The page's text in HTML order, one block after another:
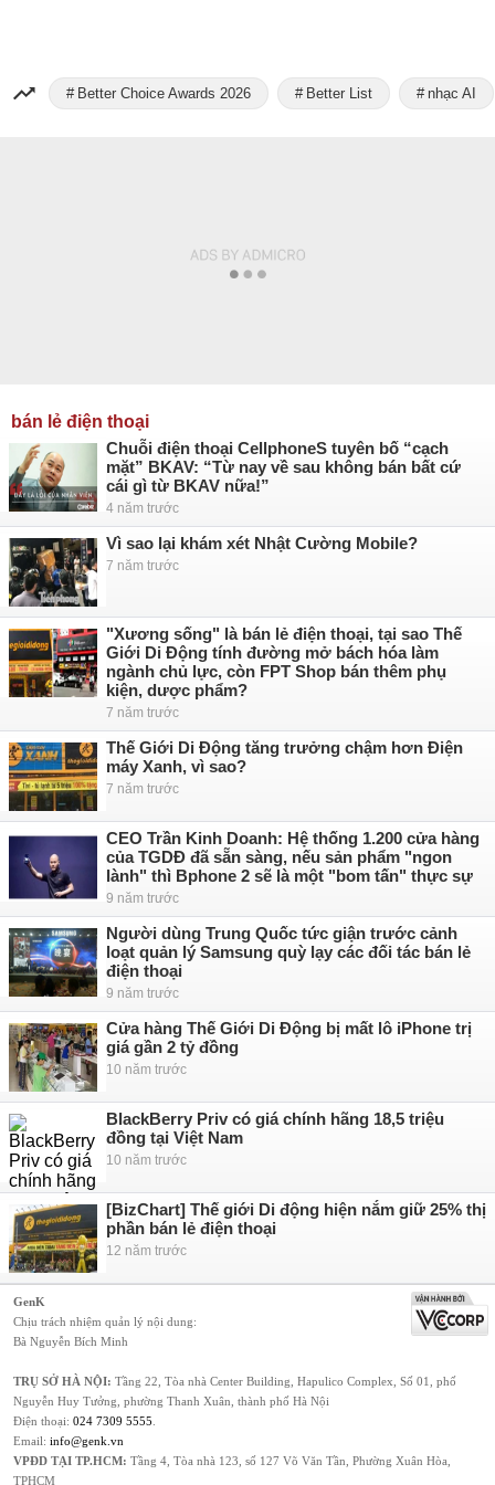
Better Choice Awards 2026 Better List nhạc AI
bán lẻ điện thoại
Chuỗi điện thoại CellphoneS tuyên bố “cạch
mặt” BKAV: “Từ nay về sau không bán bất cứ
cái gì từ BKAV nữa!”
4 năm trước
Vì sao lại khám xét Nhật Cường Mobile?
7 năm trước
"Xương sống" là bán lẻ điện thoại, tại sao Thế
Giới Di Động tính đường mở bách hóa làm
ngành chủ lực, còn FPT Shop bán thêm phụ
kiện, dược phẩm?
7 năm trước
Thế Giới Di Động tăng trưởng chậm hơn Điện
máy Xanh, vì sao?
7 năm trước
CEO Trần Kinh Doanh: Hệ thống 1.200 cửa hàng
của TGDĐ đã sẵn sàng, nếu sản phẩm "ngon
lành" thì Bphone 2 sẽ là một "bom tấn" thực sự
9 năm trước
Người dùng Trung Quốc tức giận trước cảnh
loạt quản lý Samsung quỳ lạy các đối tác bán lẻ
điện thoại
9 năm trước
Cửa hàng Thế Giới Di Động bị mất lô iPhone trị
giá gần 2 tỷ đồng
10 năm trước
BlackBerry Priv có giá chính hãng 18,5 triệu
đồng tại Việt Nam
10 năm trước
[BizChart] Thế giới Di động hiện nắm giữ 25% thị
phần bán lẻ điện thoại
12 năm trước
GenK
Chịu trách nhiệm quản lý nội dung:
Bà Nguyễn Bích Minh
TRỤ SỞ HÀ NỘI: Tầng 22, Tòa nhà Center Building, Hapulico Complex, Số 01, phố
Nguyễn Huy Tưởng, phường Thanh Xuân, thành phố Hà Nội
Điện thoại: 024 7309 5555
Email: info@genk.vn
VPĐD TẠI TP.HCM: Tầng 4, Tòa nhà 123, số 127 Võ Văn Tần, Phường Xuân Hòa,
TPHCM